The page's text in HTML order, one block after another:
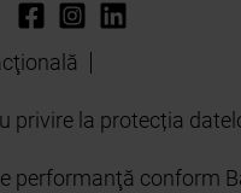
privire la protecția
performanţă conform